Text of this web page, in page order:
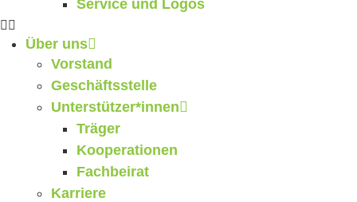
Service und Logos
Über uns
Vorstand
Geschäftsstelle
Unterstützer*innen
Träger
Kooperationen
Fachbeirat
Karriere